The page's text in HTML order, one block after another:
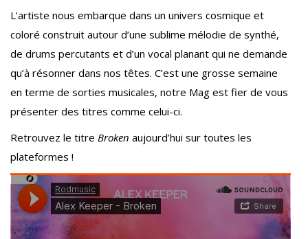
L’artiste nous embarque dans un univers cosmique et
coloré construit autour d’une sublime mélodie de synthé,
de drums percutants et d’un vocal planant qui ne demande
qu’à résonner dans nos têtes. C’est une grosse semaine
en terme de sorties musicales, notre Mag est fier de vous
présenter des titres comme celui-ci.
Retrouvez le titre Broken aujourd’hui sur toutes les
plateformes !